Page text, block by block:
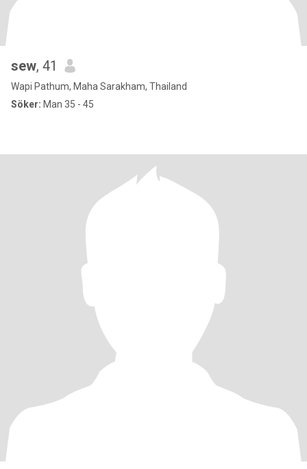
sew, 41
Wapi Pathum, Maha Sarakham, Thailand
Söker: Man 35 - 45